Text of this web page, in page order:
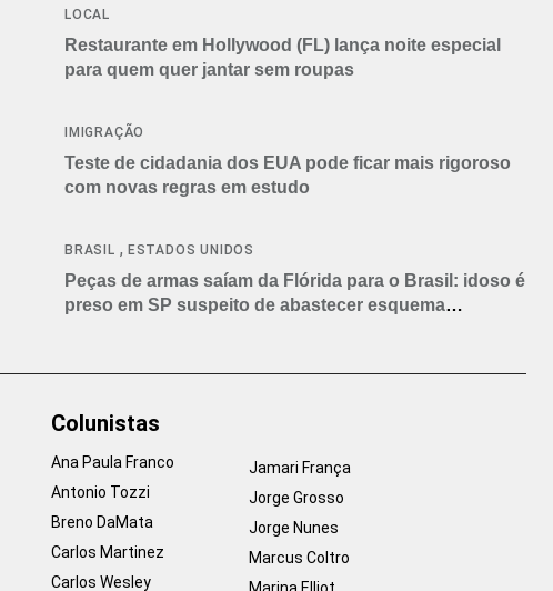
LOCAL
Restaurante em Hollywood (FL) lança noite especial
para quem quer jantar sem roupas
IMIGRAÇÃO
Teste de cidadania dos EUA pode ficar mais rigoroso
com novas regras em estudo
BRASIL , ESTADOS UNIDOS
Peças de armas saíam da Flórida para o Brasil: idoso é
preso em SP suspeito de abastecer esquema
Colunistas
Ana Paula Franco
Antonio Tozzi
Breno DaMata
Carlos Martinez
Carlos Wesley
Jamari França
Jorge Grosso
Jorge Nunes
Marcus Coltro